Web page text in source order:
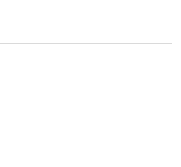
5 hvězdiček.